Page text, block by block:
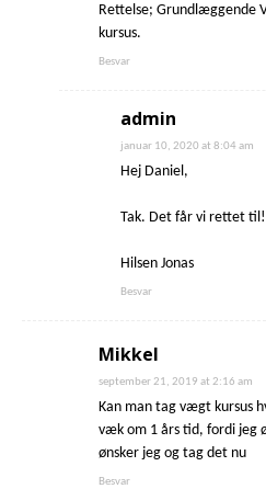
Rettelse; Grundlæggende
kursus.
Besvar
admin
januar 10, 2020 at 8:04 am
Hej Daniel,
Tak. Det får vi rettet til!
Hilsen Jonas
Besvar
Mikkel
september 21, 2019 at 2:16 am
Kan man tag vægt kursus
væk om 1 års tid, fordi jeg
ønsker jeg og tag det nu
Besvar